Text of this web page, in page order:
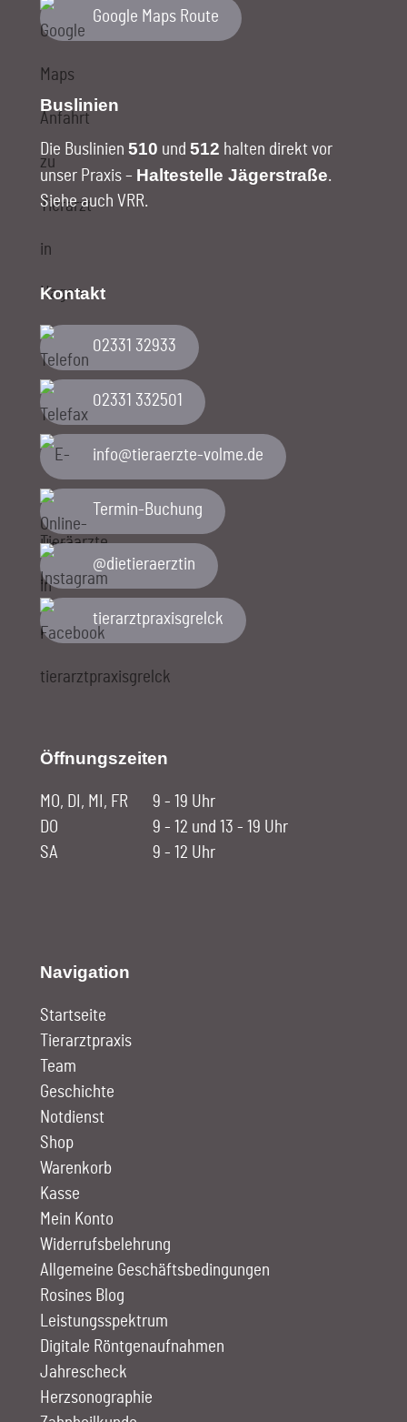
Google Maps Route
Buslinien
Die Buslinien510 und512 halten direkt vor
unser Praxis – Haltestelle Jägerstraße.
Siehe auch VRR.
Kontakt
02331 32933
02331 332501
ed.emlov-etzreareit@ofni
Termin-Buchung
@dietieraerztin
tierarztpraxisgrelck
Öffnungszeiten
MO, DI, MI, FR
9 - 19 Uhr
DO
9 - 12 und 13 - 19 Uhr
SA
9 - 12 Uhr
Navigation
Startseite
Tierarztpraxis
Team
Geschichte
Notdienst
Shop
Warenkorb
Kasse
Mein Konto
Widerrufsbelehrung
Allgemeine Geschäftsbedingungen
Rosines Blog
Leistungs­spektrum
Digitale Röntgen­aufnahmen
Jahrescheck
Herz­sono­graphie